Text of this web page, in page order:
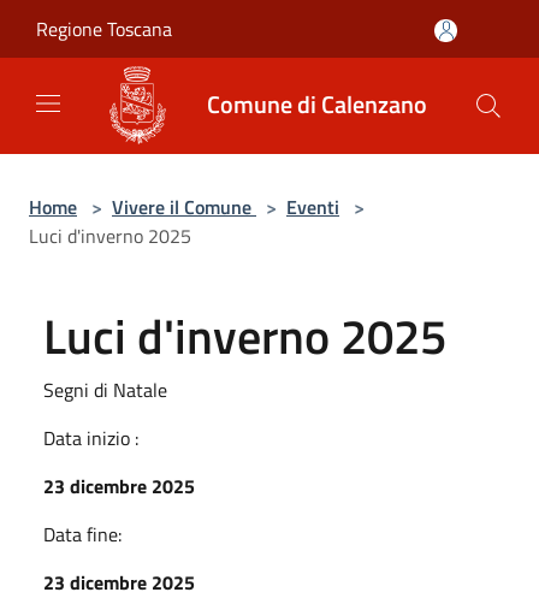
Regione Toscana
Comune di Calenzano
Home > Vivere il Comune > Eventi >
Luci d'inverno 2025
Luci d'inverno 2025
Segni di Natale
Data inizio :
23 dicembre 2025
Data fine:
23 dicembre 2025